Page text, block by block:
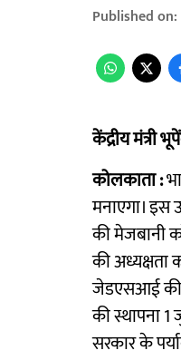
Published on:
केंद्रीय मंत्री
कोलकाता :
मनाएगा।
की मेजबानी
की अध्यक्षता
जेडएसआई की
की स्थापना
सरकार के